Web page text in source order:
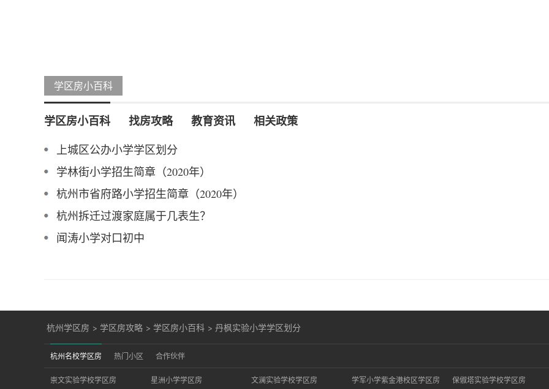
学区房小百科
学区房小百科 找房攻略 教育资讯 相关政策
上城区公办小学学区划分
学林街小学招生简章（2020年）
杭州市省府路小学招生简章（2020年）
杭州拆迁过渡家庭属于几表生？
闻涛小学对口初中
杭州学区房 > 学区房攻略 > 学区房小百科 > 丹枫实验小学学区划分
杭州名校学区房 热门小区 合作伙伴
崇文实验学校学区房 星洲小学学区房 文澜实验学校学区房 学军小学紫金港校区学区房 保俶塔实验学校学区房